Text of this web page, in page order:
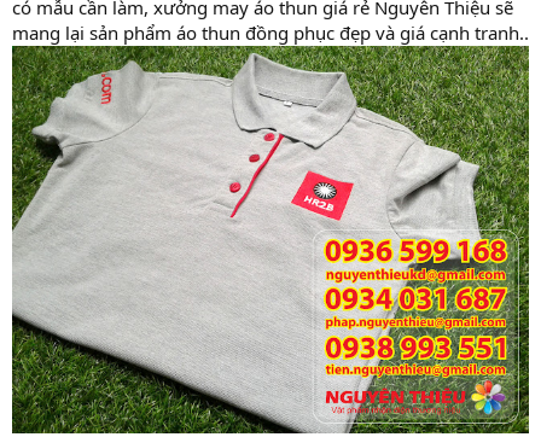
có mẫu cần làm, xưởng may áo thun giá rẻ Nguyên Thiệu sẽ
mang lại sản phẩm áo thun đồng phục đẹp và giá cạnh tranh..